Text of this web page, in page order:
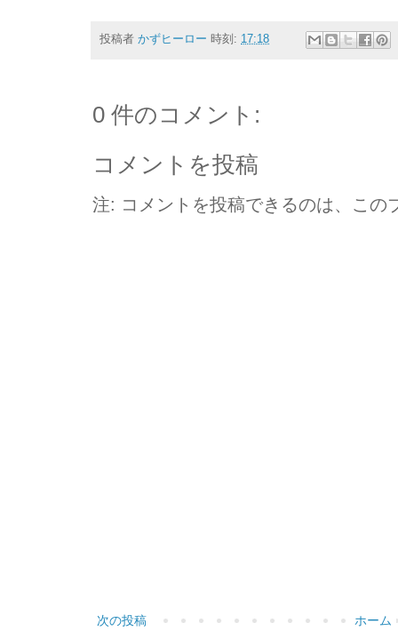
投稿者 かずヒーロー 時刻: 17:18
0 件のコメント:
コメントを投稿
注: コメントを投稿できるのは、この
次の投稿 ホーム